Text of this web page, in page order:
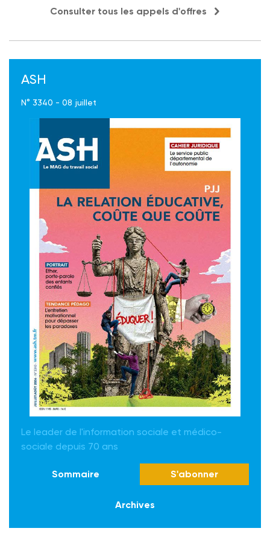
Consulter tous les appels d'offres
ASH
N° 3340 - 08 juillet
Le leader de l'information sociale et médico-
sociale depuis 70 ans
Sommaire S'abonner
Archives